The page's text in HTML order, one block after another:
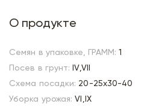
О продукте
Семян в упаковке, ГРАММ: 1
Посев в грунт: IV,VII
Схема посадки: 20-25х30-40
Уборка урожая: VI,IX